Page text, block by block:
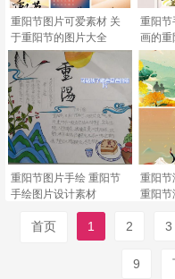
重阳节图片可爱素材 关
于重阳节的图片大全
重阳节
画的重
重阳节图片手绘 重阳节
手绘图片设计素材
重阳节
重阳节
首页 1 2 3
9